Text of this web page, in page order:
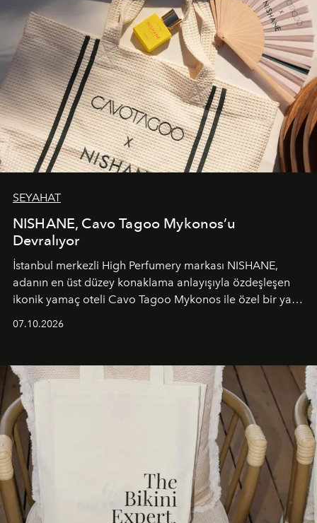
SEYAHAT
NISHANE, Cavo Tagoo Mykonos’u
Devralıyor
İstanbul merkezli High Perfumery markası NISHANE,
adanın en üst düzey konaklama anlayışıyla özdeşleşen
ikonik yamaç oteli Cavo Tagoo Mykonos ile özel bir yaz
buluşturarak markanın Cavo Tagoo’daki varlığını
sürükleyici ve mevsime özel bir deneyime dönüştürüyor.
07.10.2026